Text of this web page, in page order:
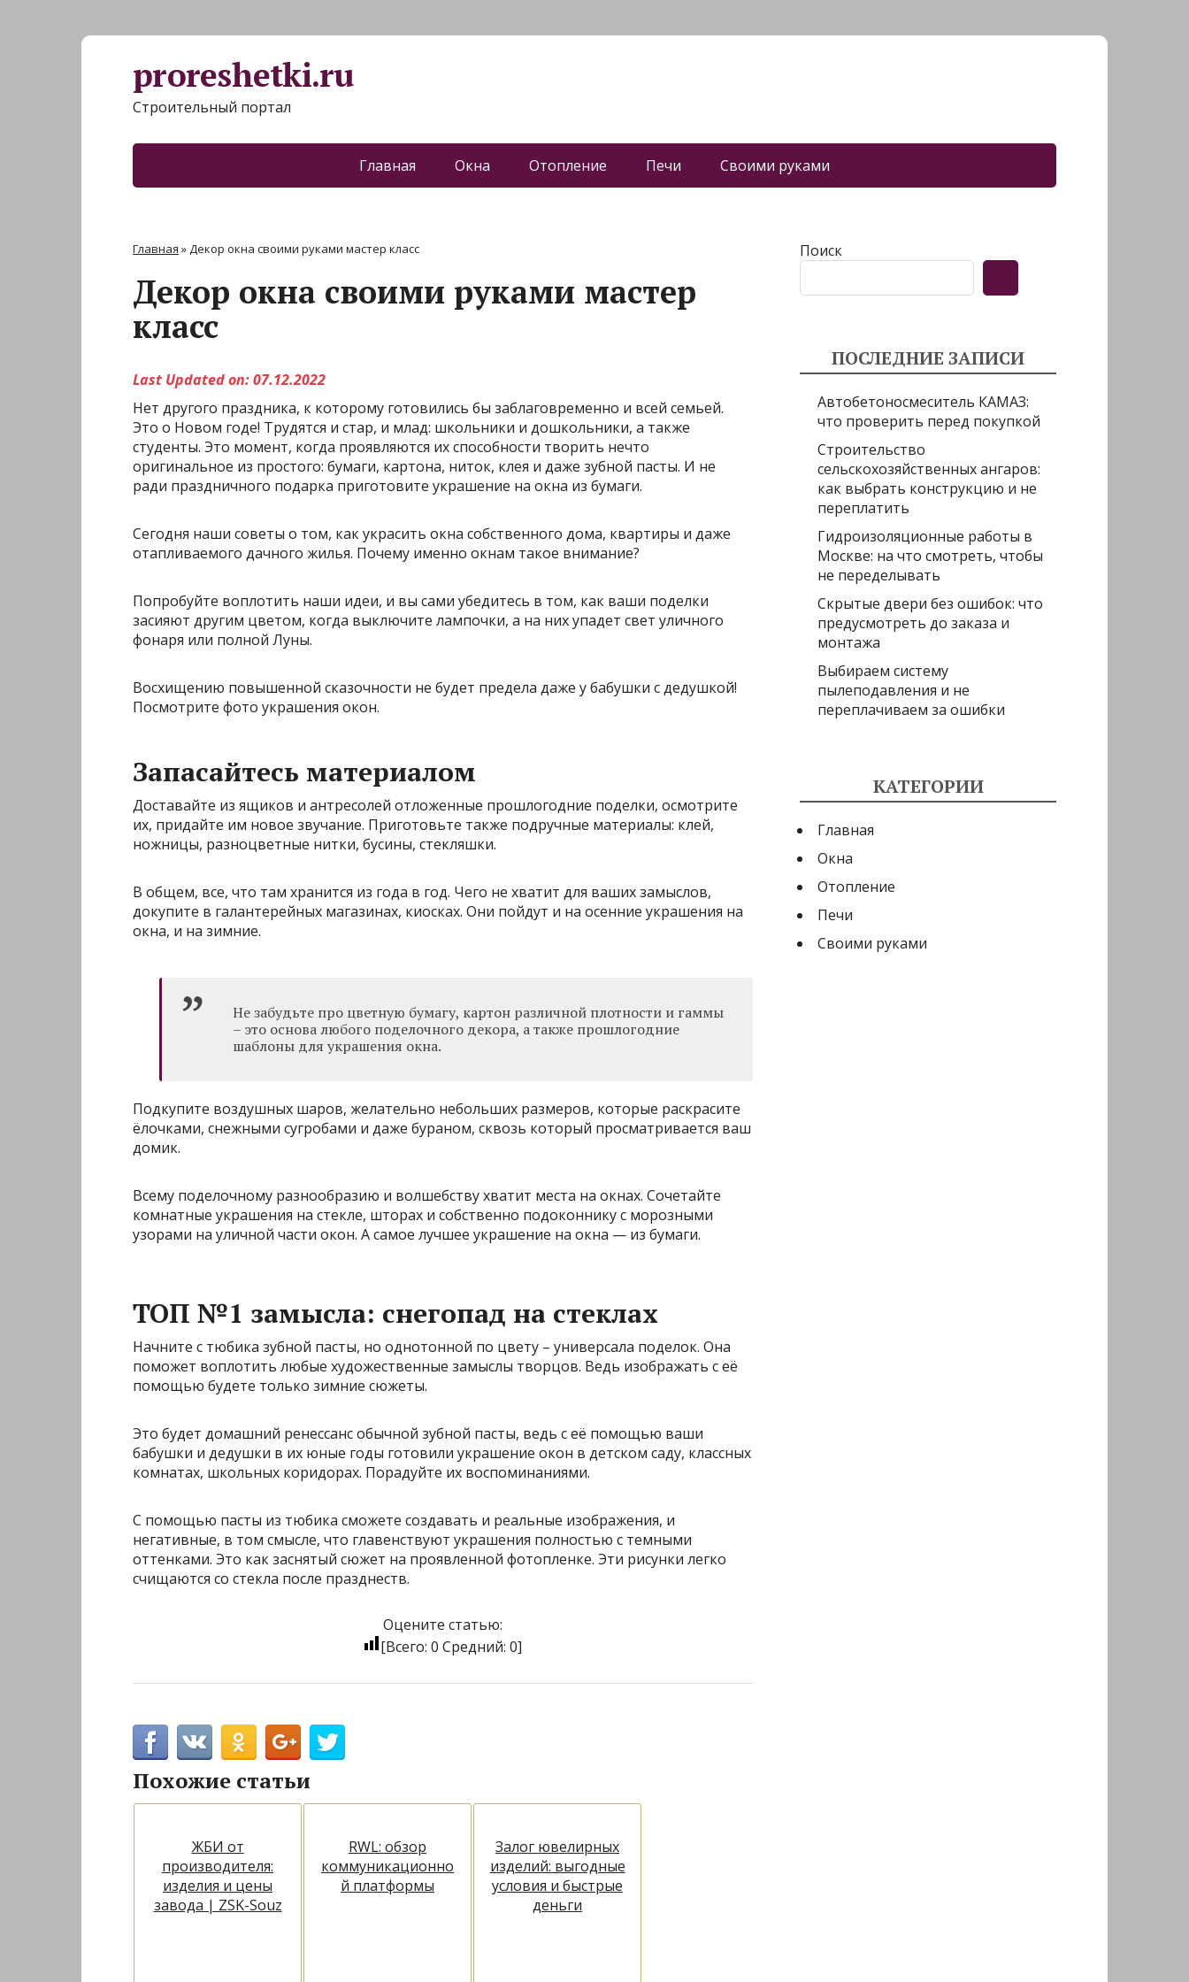
proreshetki.ru
Строительный портал
Главная Окна Отопление Печи Своими руками
Главная »Декор окна своими руками мастер класс
Декор окна своими руками мастер
класс
Last Updated on: 07.12.2022
Нет другого праздника, к которому готовились бы заблаговременно и всей семьей.
Это о Новом годе! Трудятся и стар, и млад: школьники и дошкольники, а также
студенты. Это момент, когда проявляются их способности творить нечто
оригинальное из простого: бумаги, картона, ниток, клея и даже зубной пасты. И не
ради праздничного подарка приготовите украшение на окна из бумаги.
Сегодня наши советы о том, как украсить окна собственного дома, квартиры и даже
отапливаемого дачного жилья. Почему именно окнам такое внимание?
Попробуйте воплотить наши идеи, и вы сами убедитесь в том, как ваши поделки
засияют другим цветом, когда выключите лампочки, а на них упадет свет уличного
фонаря или полной Луны.
Восхищению повышенной сказочности не будет предела даже у бабушки с дедушкой!
Посмотрите фото украшения окон.
Запасайтесь материалом
Доставайте из ящиков и антресолей отложенные прошлогодние поделки, осмотрите
их, придайте им новое звучание. Приготовьте также подручные материалы: клей,
ножницы, разноцветные нитки, бусины, стекляшки.
В общем, все, что там хранится из года в год. Чего не хватит для ваших замыслов,
докупите в галантерейных магазинах, киосках. Они пойдут и на осенние украшения на
окна, и на зимние.
Не забудьте про цветную бумагу, картон различной плотности и гаммы
– это основа любого поделочного декора, а также прошлогодние
шаблоны для украшения окна.
Подкупите воздушных шаров, желательно небольших размеров, которые раскрасите
ёлочками, снежными сугробами и даже бураном, сквозь который просматривается ваш
домик.
Всему поделочному разнообразию и волшебству хватит места на окнах. Сочетайте
комнатные украшения на стекле, шторах и собственно подоконнику с морозными
узорами на уличной части окон. А самое лучшее украшение на окна — из бумаги.
ТОП №1 замысла: снегопад на стеклах
Начните с тюбика зубной пасты, но однотонной по цвету – универсала поделок. Она
поможет воплотить любые художественные замыслы творцов. Ведь изображать с её
помощью будете только зимние сюжеты.
Это будет домашний ренессанс обычной зубной пасты, ведь с её помощью ваши
бабушки и дедушки в их юные годы готовили украшение окон в детском саду, классных
комнатах, школьных коридорах. Порадуйте их воспоминаниями.
С помощью пасты из тюбика сможете создавать и реальные изображения, и
негативные, в том смысле, что главенствуют украшения полностью с темными
оттенками. Это как заснятый сюжет на проявленной фотопленке. Эти рисунки легко
счищаются со стекла после празднеств.
Оцените статью:
[Всего:0 Средний:0]
Похожие статьи
ЖБИ от
производителя:
изделия и цены
завода | ZSK-Souz
RWL: обзор
коммуникационно
й платформы
Залог ювелирных
изделий: выгодные
условия и быстрые
деньги
Поиск
ПОСЛЕДНИЕ ЗАПИСИ
Автобетоносмеситель КАМАЗ:
что проверить перед покупкой
Строительство
сельскохозяйственных ангаров:
как выбрать конструкцию и не
переплатить
Гидроизоляционные работы в
Москве: на что смотреть, чтобы
не переделывать
Скрытые двери без ошибок: что
предусмотреть до заказа и
монтажа
Выбираем систему
пылеподавления и не
переплачиваем за ошибки
КАТЕГОРИИ
Главная
Окна
Отопление
Печи
Своими руками